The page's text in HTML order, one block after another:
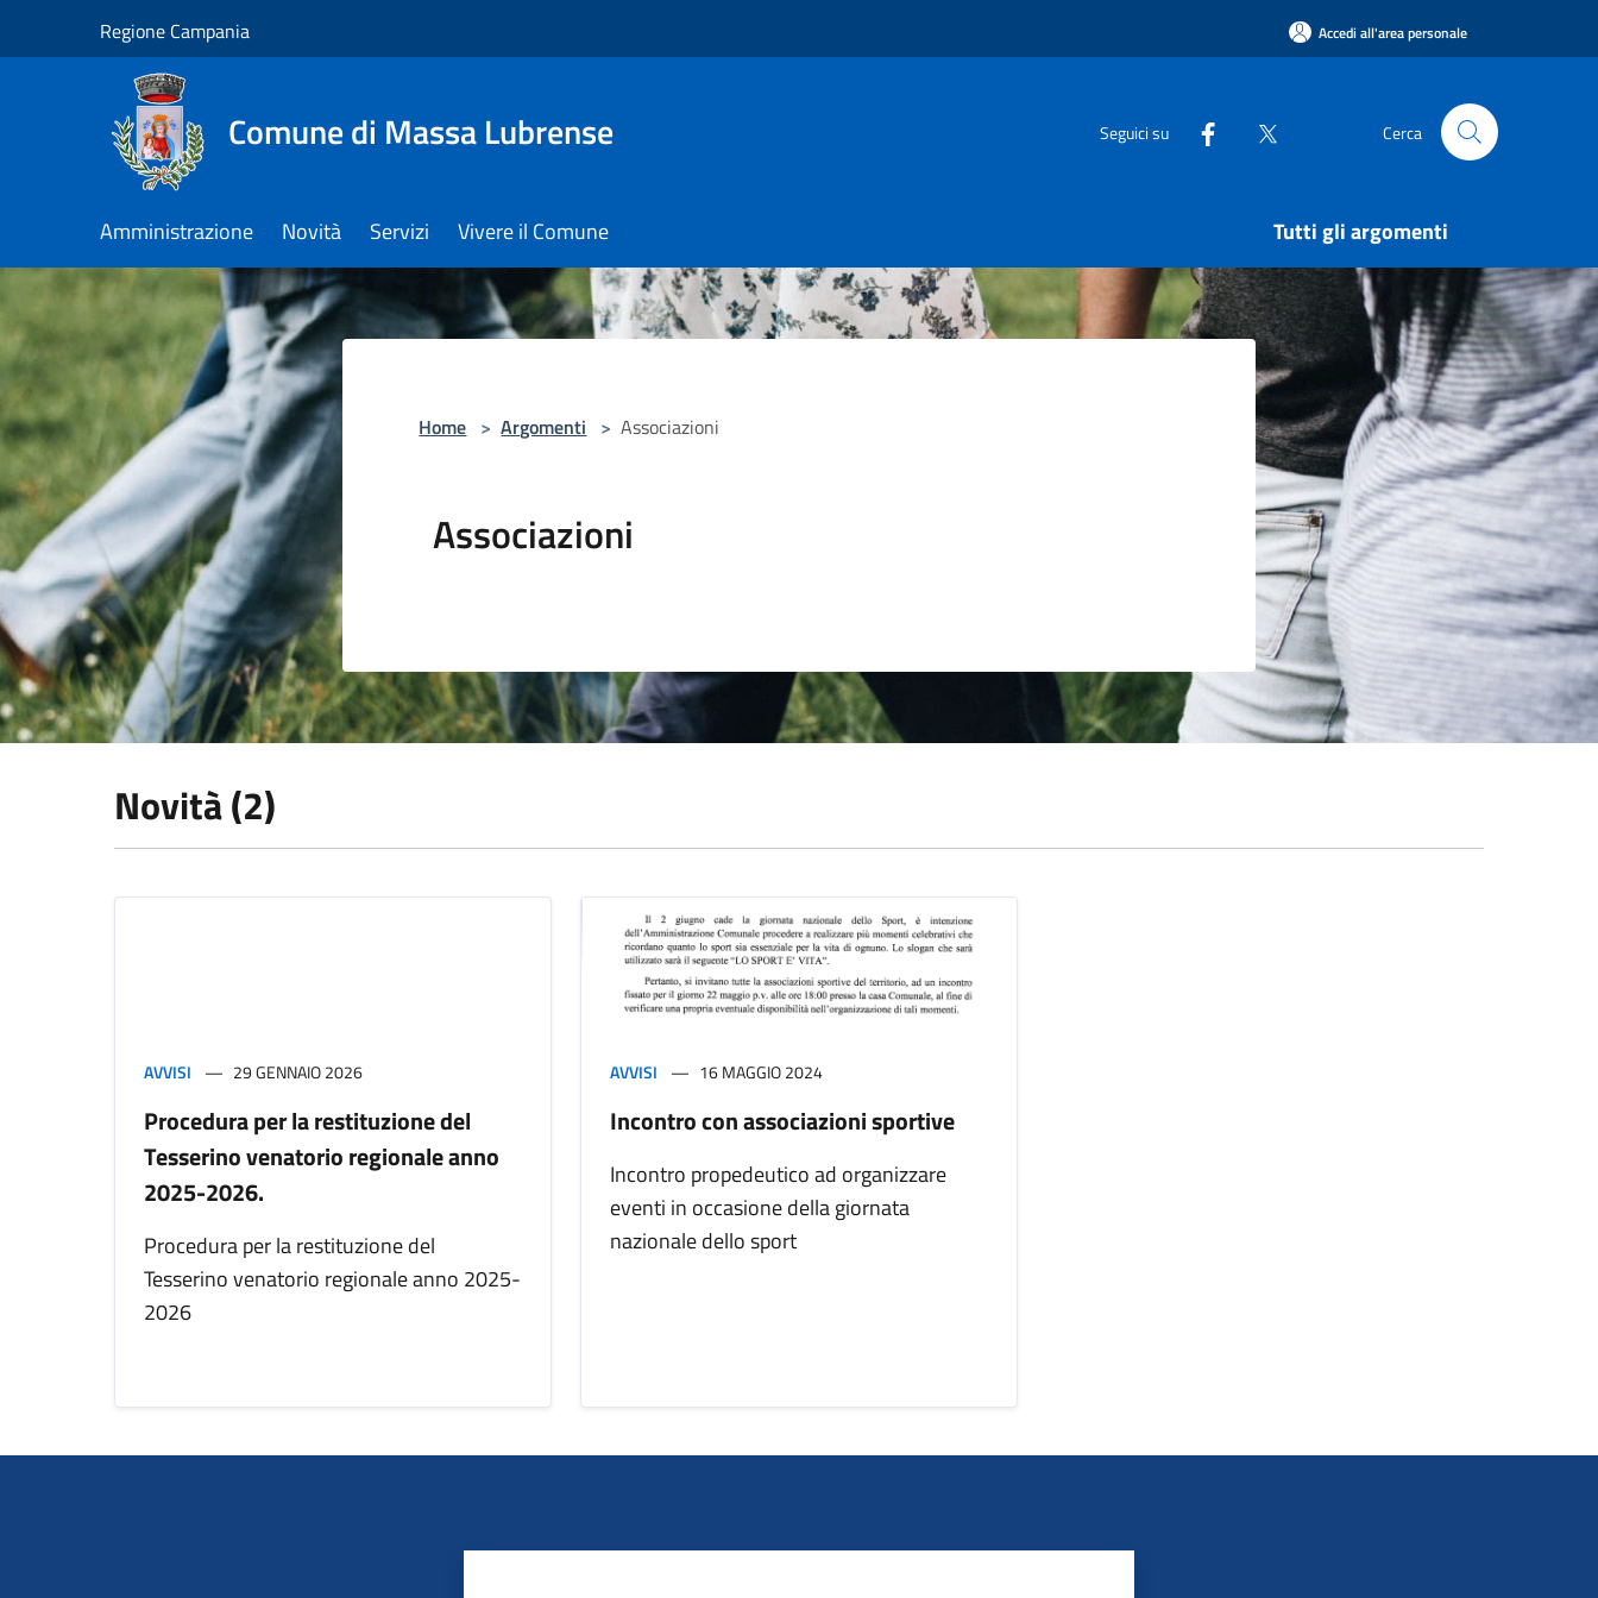
Regione Campania Accedi all'area personale
Comune di Massa Lubrense Seguici su Cerca
Amministrazione Novità Servizi Vivere il Comune Tutti gli argomenti
Home > Argomenti > Associazioni
Associazioni
Novità (2)
AVVISI 29 GENNAIO 2026
Procedura per la restituzione del
Tesserino venatorio regionale anno
2025-2026.
Procedura per la restituzione del
Tesserino venatorio regionale anno 2025-
2026
AVVISI 16 MAGGIO 2024
Incontro con associazioni sportive
Incontro propedeutico ad organizzare
eventi in occasione della giornata
nazionale dello sport